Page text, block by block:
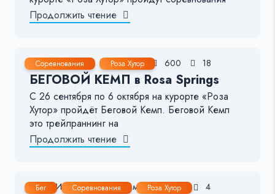
Продолжить чтение
Соревнования Роза Хутор
14 Авг, 2022 < 1 мин. 600 18
БЕГОВОЙ КЕМП в Rosa Springs
С 26 сентября по 6 октября на курорте «Роза
Хутор» пройдёт Беговой Кемп. Беговой Кемп
это трейлраннинг на
Продолжить чтение
Бег Соревнования Роза Хутор
26 Июл, 2022 1-2 мин. 281 4